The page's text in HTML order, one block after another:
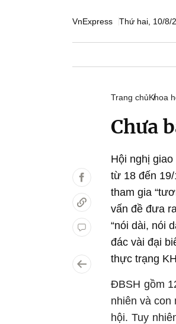
VnExpress Thứ hai, 10/8/
Trang chủKhoa
Chưa
Hội nghị
từ 18 đến
tham gia
vấn đề đưa
“nói dài, nói
đác vài đại
thực trạng
ĐBSH gồm
nhiên và
hội. Tuy